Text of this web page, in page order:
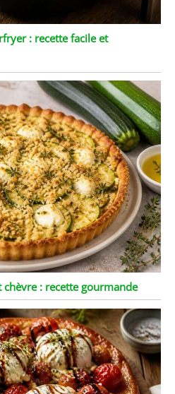
: recette facile et
: recette gourmande